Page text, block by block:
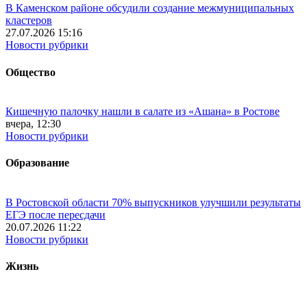
В Каменском районе обсудили создание межмуниципальных
кластеров
27.07.2026 15:16
Новости рубрики
Общество
Кишечную палочку нашли в салате из «Ашана» в Ростове
вчера, 12:30
Новости рубрики
Образование
В Ростовской области 70% выпускников улучшили результаты
ЕГЭ после пересдачи
20.07.2026 11:22
Новости рубрики
Жизнь